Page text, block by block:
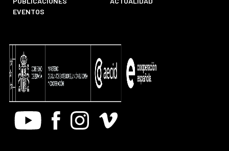
EVENTOS
Youtube FacebookInstagram
Vimeo